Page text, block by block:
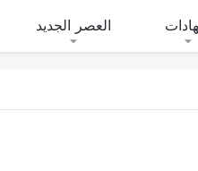
العصر الجديد